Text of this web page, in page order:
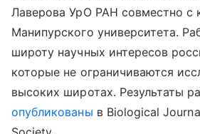
Лаверова УрО РАН совместно с
Манипурского университета.
широту научных интересов
которые не ограничиваются
высоких широтах. Результаты
опубликованы вBiological